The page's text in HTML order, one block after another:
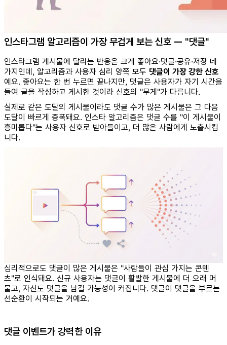
인스타그램 알고리즘이 가장 무겁게 보는 신호 — "댓글"
인스타그램 게시물에 달리는 반응은 크게 좋아요·댓글·공유·저장 네
가지인데, 알고리즘과 사용자 심리 양쪽 모두 댓글이 가장 강한 신호
예요. 좋아요는 한 번 누르면 끝나지만, 댓글은 사용자가 자기 시간을
들여 글을 작성하고 게시한 것이라 신호의 "무게"가 다릅니다.
실제로 같은 도달의 게시물이라도 댓글 수가 많은 게시물은 그 다음
도달이 빠르게 증폭돼요. 인스타 알고리즘은 댓글 수를 "이 게시물이
흥미롭다"는 사용자 신호로 받아들이고, 더 많은 사람에게 노출시킵
니다.
심리적으로도 댓글이 많은 게시물은 "사람들이 관심 가지는 콘텐
츠"로 인식돼요. 신규 사용자는 댓글이 활발한 게시물에 더 오래 머
물고, 자신도 댓글을 남길 가능성이 커집니다. 댓글이 댓글을 부르는
선순환이 시작되는 거예요.
댓글 이벤트가 강력한 이유